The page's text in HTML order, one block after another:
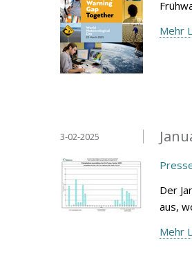
Mehr
3-02-2025
Der
aus,
Mehr